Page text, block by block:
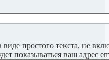
простого текста, не
показываться ваш адрес